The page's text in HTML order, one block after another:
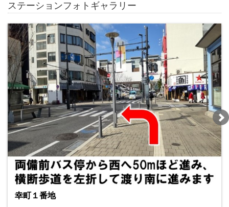
ステーションフォトギャラリー
幸町１番地